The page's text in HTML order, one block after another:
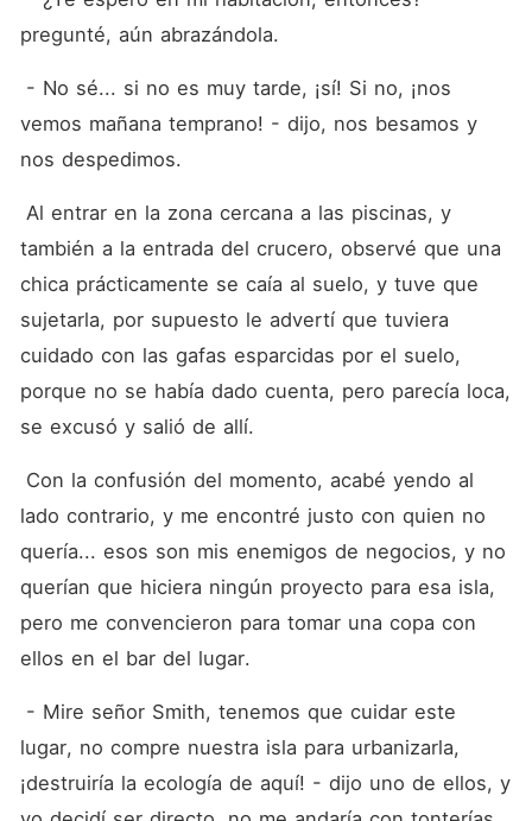
pregunté, aún abrazándola.
vemos mañana temprano! - dijo, nos besamos y
nos despedimos.
también a la entrada del crucero, observé que una
chica prácticamente se caía al suelo, y tuve que
sujetarla, por supuesto le advertí que tuviera
cuidado con las gafas esparcidas por el suelo,
porque no se había dado cuenta, pero parecía loca,
se excusó y salió de allí.
lado contrario, y me encontré justo con quien no
quería... esos son mis enemigos de negocios, y no
querían que hiciera ningún proyecto para esa isla,
pero me convencieron para tomar una copa con
ellos en el bar del lugar.
lugar, no compre nuestra isla para urbanizarla,
¡destruiría la ecología de aquí! - dijo uno de ellos, y